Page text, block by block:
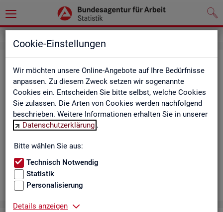
Cookie-Einstellungen
Wir möchten unsere Online-Angebote auf Ihre Bedürfnisse
anpassen. Zu diesem Zweck setzen wir sogenannte
Cookies ein. Entscheiden Sie bitte selbst, welche Cookies
Sie zulassen. Die Arten von Cookies werden nachfolgend
beschrieben. Weitere Informationen erhalten Sie in unserer
Datenschutzerklärung .
Bitte wählen Sie aus:
Technisch Notwendig
Statistik
Personalisierung
Details anzeigen
Aus­bil­dungs­markt
Das Da­sh­board zeigt die wich­tigs­ten Daten zum Aus­bil­dungs­
markt in in­ter­ak­ti­ven Gra­fi­ken und Ta­bel­len. Für Deutsch­land,
Län­der, Krei­se, Agen­tur­be­zir­ke und Ar­beits­markt­re­gio­nen bil­
det es ge­mel­de­te Be­wer­be­rin­nen und Be­wer­ber sowie Be­rufs­
aus­bil­dungs­stel­len nach ge­frag­ten Merk­ma­len ab, bei­spiels­
wei­se Be­ru­fe. Neue Daten gibt es mo­nat­lich für März bis Sep­